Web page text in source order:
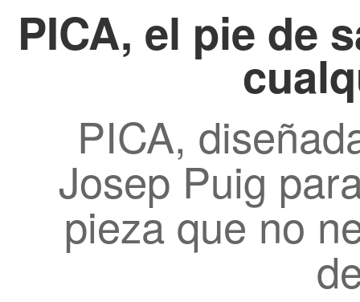
PICA, el pie de
PICA,
Josep Puig
pieza que no